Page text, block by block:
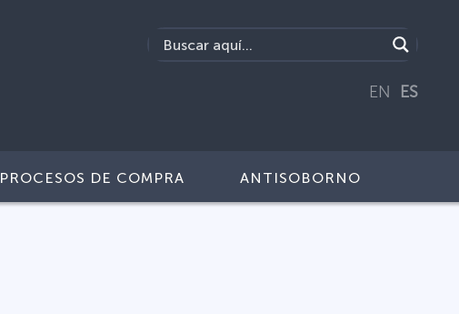
EN ES
PROCESOS DE COMPRA ANTISOBORNO